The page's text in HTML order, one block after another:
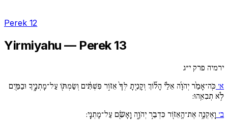
Perek 12
Yirmiyahu — Perek 13
ירמיה פרק י״ג
א׳ כֹּֽה־אָמַ֨ר יְהֹוָ֜ה אֵלַ֗י הָל֞וֹךְ וְקָנִ֚יתָ לְּךָ֙ אֵז֣וֹר פִּשְׁתִּ֔ים וְשַׂמְתּ֖וֹ עַל־מָתְנֶ֑יךָ וּבַמַּ֖יִם
לֹ֥א תְבִאֵֽהוּ:
ב׳ וָֽאֶקְנֶ֥ה אֶת־הָֽאֵז֖וֹר כִּדְבַ֣ר יְהֹוָ֑ה וָֽאָשִׂ֖ם עַל־מָתְנָֽי: